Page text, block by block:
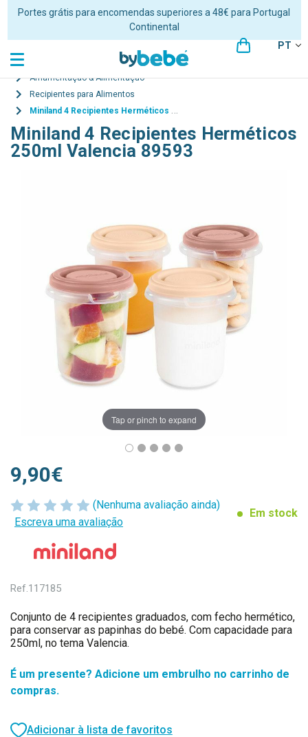
Portes grátis para encomendas superiores a 48€ para Portugal
Continental
PT
Amamentação & Alimentação
Recipientes para Alimentos
Miniland 4 Recipientes Herméticos 250ml Valencia 89593
Miniland 4 Recipientes Herméticos
250ml Valencia 89593
Tap or pinch to expand
(Nenhuma avaliação ainda)
Escreva uma avaliação
Em stock
9,90€
Ref.117185
Conjunto de 4 recipientes graduados, com fecho hermético,
para conservar as papinhas do bebé. Com capacidade para
250ml, no tema Valencia.
É um presente? Adicione um embrulho no carrinho de
compras.
Adicionar à lista de favoritos